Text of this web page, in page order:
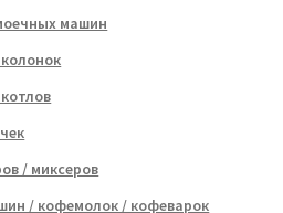
машин
/ миксеров
/ кофемолок / кофеварок